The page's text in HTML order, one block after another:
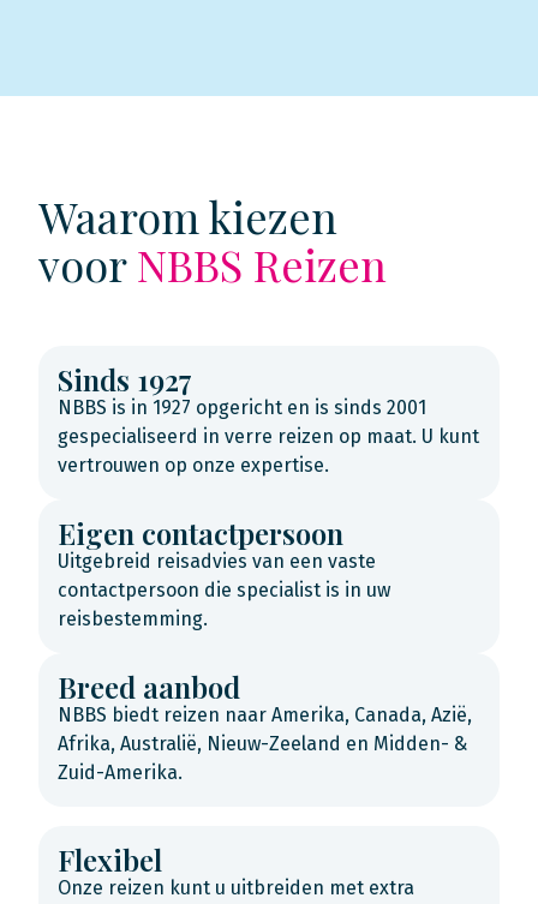
Waarom kiezen
voorNBBS Reizen
Sinds 1927
NBBS is in 1927 opgericht en is sinds 2001
gespecialiseerd in verre reizen op maat. U kunt
vertrouwen op onze expertise.
Eigen contactpersoon
Uitgebreid reisadvies van een vaste
contactpersoon die specialist is in uw
reisbestemming.
Breed aanbod
NBBS biedt reizen naar Amerika, Canada, Azië,
Afrika, Australië, Nieuw-Zeeland en Midden- &
Zuid-Amerika.
Flexibel
Onze reizen kunt u uitbreiden met extra